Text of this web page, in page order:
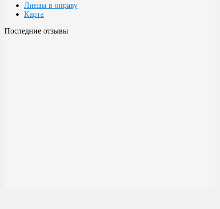
Линзы в оправу
Карта
Последние отзывы